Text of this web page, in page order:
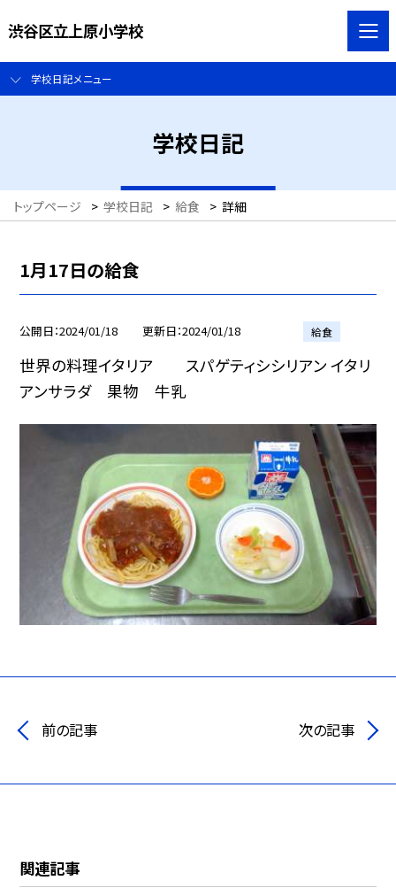
渋谷区立上原小学校
学校日記メニュー
学校日記
トップページ > 学校日記 > 給食 > 詳細
1月17日の給食
公開日 2024/01/18 更新日 2024/01/18 給食
世界の料理イタリア スパゲティシシリアン イタリ
アンサラダ 果物 牛乳
前の記事 次の記事
関連記事